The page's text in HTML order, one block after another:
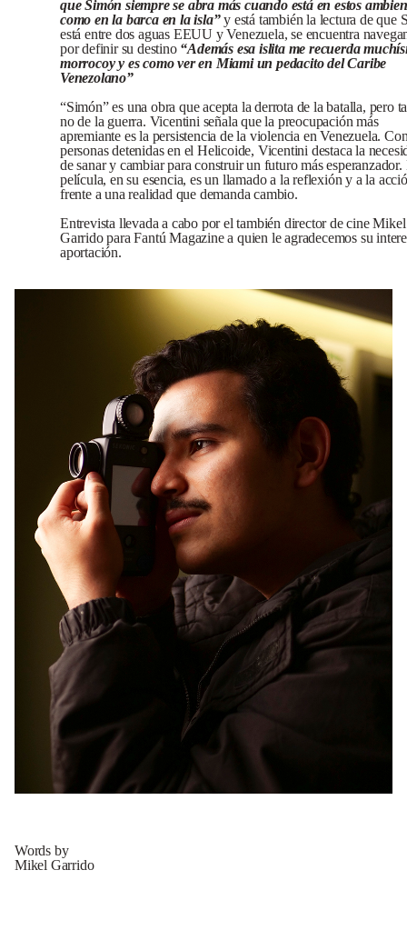
que Simón siempre se abra más cuando está en estos
como en la barca en la isla”y está también la lectura de que
está entre dos aguas EEUU y Venezuela, se encuentra
por definir su destino “Además esa islita me recuerda
morrocoy y es como ver en Miami un pedacito del Caribe
Venezolano”
“Simón” es una obra que acepta la derrota de la batalla, pero
no de la guerra. Vicentini señala que la preocupación más
apremiante es la persistencia de la violencia en Venezuela.
personas detenidas en el Helicoide, Vicentini destaca la
de sanar y cambiar para construir un futuro más esperanzador.
película, en su esencia, es un llamado a la reflexión y a la
frente a una realidad que demanda cambio.
Entrevista llevada a cabo por el también director de cine Mikel
Garrido para Fantú Magazine a quien le agradecemos su
aportación.
Words by
Mikel Garrido